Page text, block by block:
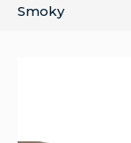
Smoky